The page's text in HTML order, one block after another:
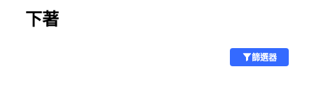
下著
篩選器